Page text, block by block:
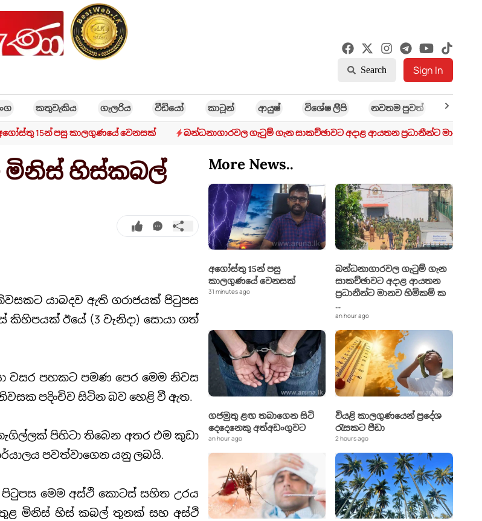
Search Sign In
කතුවැකිය ගැලරිය වීඩියෝ කාටූන් ආයුෂ් විශේෂ ලිිපි නවතම පුවත් ක්‍රී​ඩා
15න් පසු කාලගුණයේ වෙනසක් බන්ධනාගාරවල ගැටුම් ගැන සාකච්ඡාවට අදාළ ආයතන ප්‍රධානීන්ට
මිනිස් හිස්කබල්
යාබදව ඇති ගරාජයක් පිටුපස
ඊයේ (3 වැනිදා) සොයා ගත්
වසර පහකට පමණ පෙර මෙම නිවස
පදිංචිව සිටින බව හෙළි වී ඇත.
පිහිටා තිබෙන අතර එම කුඩා
පවත්වාගෙන යනු ලබයි.
පිටුපස මෙම අස්ථි කොටස් සහිත උරය
තුළ මිනිස් හිස් කබල් තුනක් සහ අස්ථි
More News..
අගෝස්තු 15න් පසු
කාලගුණයේ වෙනසක්
31 minutes ago
බන්ධනාගාරවල ගැටුම් ගැන
සාකච්ඡාවට අදාළ ආයතන
ප්‍රධානීන්ට මානව හිමිකම් ක
...
an hour ago
ගජමුතු ළඟ තබාගෙන සිටි
දෙදෙනෙකු අත්අඩංගුවට
an hour ago
වියළි කාලගුණයෙන් ප්‍රදේශ
රැසකට පීඩා
2 hours ago